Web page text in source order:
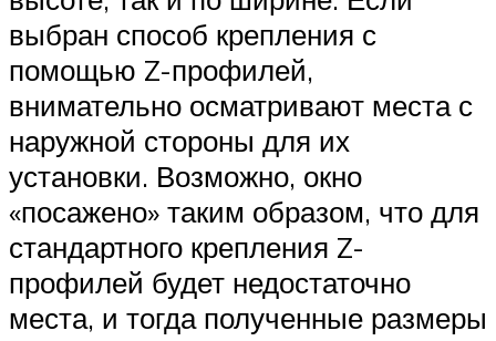
выбран способ крепления с
помощью Z-профилей,
внимательно осматривают места с
наружной стороны для их
установки. Возможно, окно
«посажено» таким образом, что для
стандартного крепления Z-
профилей будет недостаточно
места, и тогда полученные размеры